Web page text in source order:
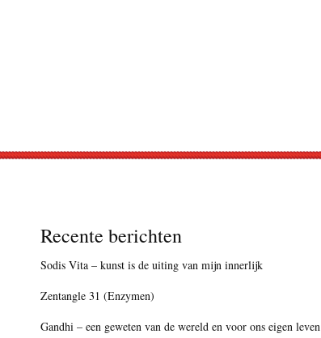
Recente berichten
Sodis Vita – kunst is de uiting van mijn innerlijk
Zentangle 31 (Enzymen)
Gandhi – een geweten van de wereld en voor ons eigen leven